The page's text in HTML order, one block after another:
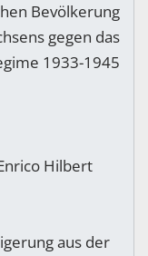
Hilbert
aus der